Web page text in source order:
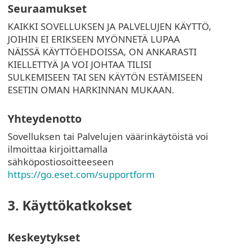
Seuraamukset
KAIKKI SOVELLUKSEN JA PALVELUJEN KÄYTTÖ,
JOIHIN EI ERIKSEEN MYÖNNETÄ LUPAA
NÄISSÄ KÄYTTÖEHDOISSA, ON ANKARASTI
KIELLETTYÄ JA VOI JOHTAA TILISI
SULKEMISEEN TAI SEN KÄYTÖN ESTÄMISEEN
ESETIN OMAN HARKINNAN MUKAAN.
Yhteydenotto
Sovelluksen tai Palvelujen väärinkäytöistä voi
ilmoittaa kirjoittamalla
sähköpostiosoitteeseen
https://go.eset.com/supportform
3. Käyttökatkokset
Keskeytykset